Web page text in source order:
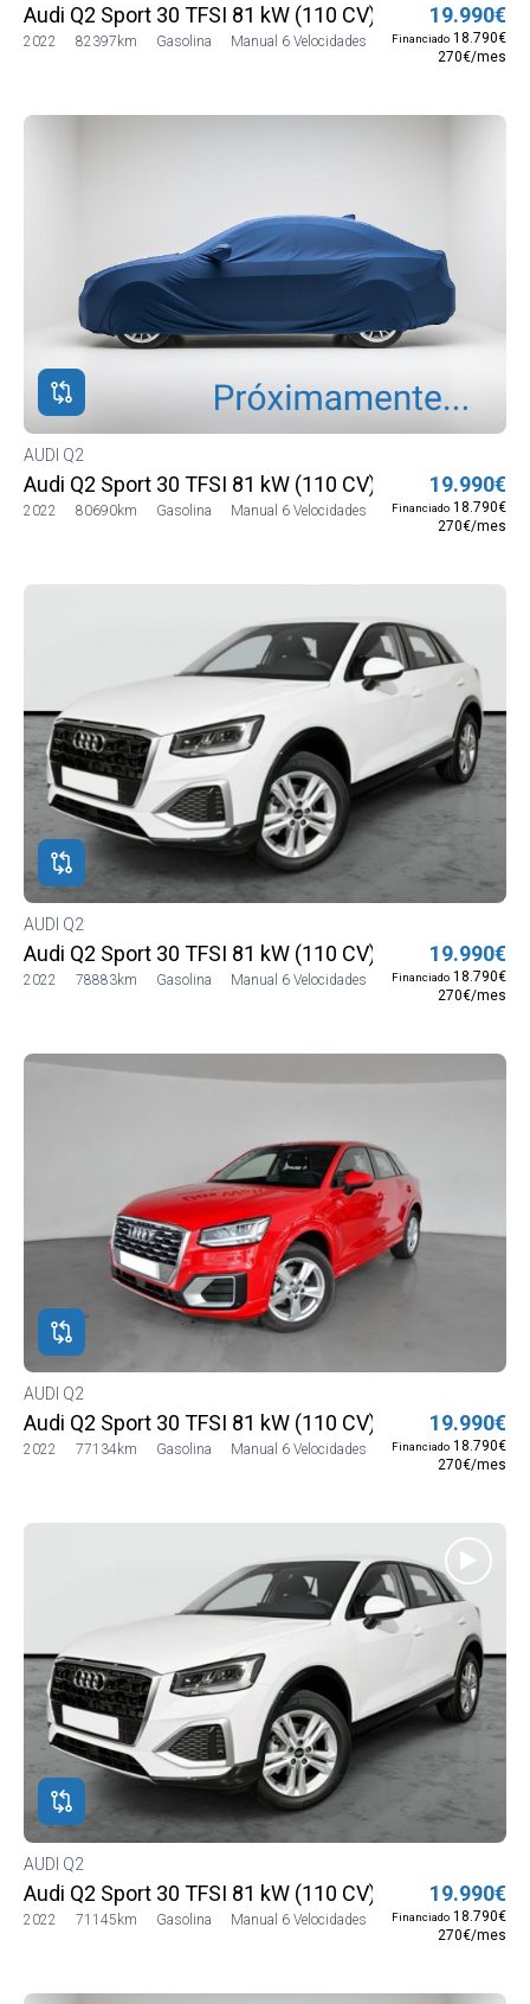
Audi Q2 Sport 30 TFSI 81 kW (110 CV)
2022 82397km Gasolina Manual 6 Velocidades
19.990€
Financiado 18.790€
270€/mes
AUDI Q2
Audi Q2 Sport 30 TFSI 81 kW (110 CV)
2022 80690km Gasolina Manual 6 Velocidades
19.990€
Financiado 18.790€
270€/mes
AUDI Q2
Audi Q2 Sport 30 TFSI 81 kW (110 CV)
2022 78883km Gasolina Manual 6 Velocidades
19.990€
Financiado 18.790€
270€/mes
AUDI Q2
Audi Q2 Sport 30 TFSI 81 kW (110 CV)
2022 77134km Gasolina Manual 6 Velocidades
19.990€
Financiado 18.790€
270€/mes
AUDI Q2
Audi Q2 Sport 30 TFSI 81 kW (110 CV)
2022 71145km Gasolina Manual 6 Velocidades
19.990€
Financiado 18.790€
270€/mes